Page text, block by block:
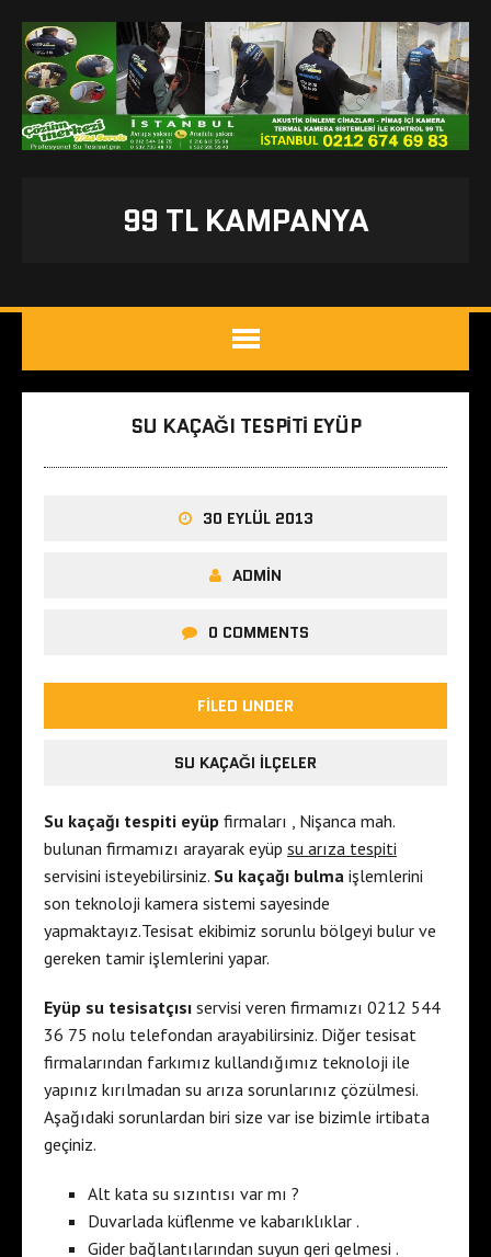
99 TL KAMPANYA
SU KAÇAĞI TESPITI EYÜP
30 EYLÜL 2013
ADMIN
0 COMMENTS
FILED UNDER
SU KAÇAĞI İLÇELER
Su kaçağı tespiti eyüp firmaları , Nişanca mah.
bulunan firmamızı arayarak eyüp su arıza tespiti
servisini isteyebilirsiniz. Su kaçağı bulma işlemlerini
son teknoloji kamera sistemi sayesinde
yapmaktayız.Tesisat ekibimiz sorunlu bölgeyi bulur ve
gereken tamir işlemlerini yapar.
Eyüp su tesisatçısı servisi veren firmamızı 0212 544
36 75 nolu telefondan arayabilirsiniz. Diğer tesisat
firmalarından farkımız kullandığımız teknoloji ile
yapınız kırılmadan su arıza sorunlarınız çözülmesi.
Aşağıdaki sorunlardan biri size var ise bizimle irtibata
geçiniz.
Alt kata su sızıntısı var mı ?
Duvarlada küflenme ve kabarıklıklar .
Gider bağlantılarından suyun geri gelmesi .